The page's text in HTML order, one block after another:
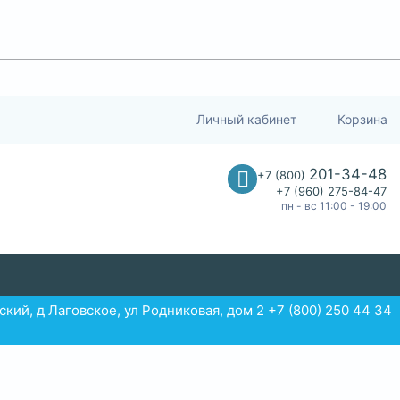
Личный кабинет Корзина
+7 (800) 201-34-48
+7 (960) 275-84-47
пн - вс 11:00 - 19:00
д Лаговское, ул Родниковая, дом 2 +7 (800) 250 44 34